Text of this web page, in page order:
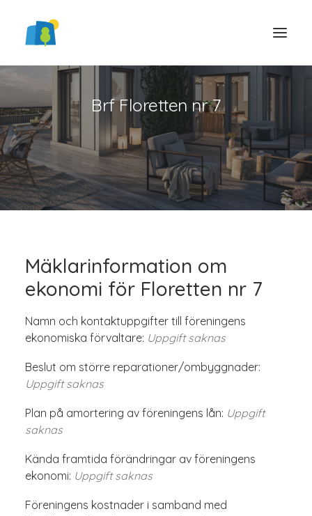
Brf Floretten nr 7
Mäklarinformation om
ekonomi för Floretten nr 7
Namn och kontaktuppgifter till föreningens
ekonomiska förvaltare: Uppgift saknas
Beslut om större reparationer/ombyggnader:
Uppgift saknas
Plan på amortering av föreningens lån: Uppgift
saknas
Kända framtida förändringar av föreningens
ekonomi: Uppgift saknas
Föreningens kostnader i samband med